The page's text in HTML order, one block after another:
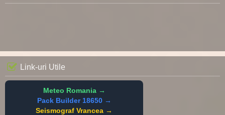
Link-uri Utile
Meteo Romania →
Pack Builder 18650 →
Seismograf Vrancea →